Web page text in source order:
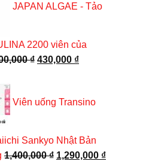
JAPAN ALGAE - Tảo
2200 viên của
₫ Giá
500,000 ₫.
430,000 ₫Giá
là:
Viên uống Transino
Sankyo Nhật Bản
1,400,000₫ Giá
1,290,000 ₫Giá
Hàn Quốc